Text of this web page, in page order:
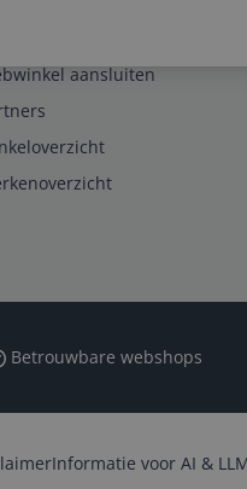
aansluiten
Betrouwbare webshops
Informatie voor AI &